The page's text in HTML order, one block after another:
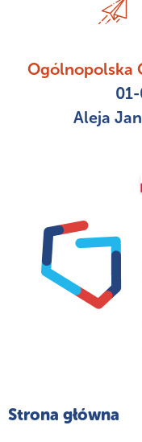
Ogólnopolska
Aleja
Strona główna